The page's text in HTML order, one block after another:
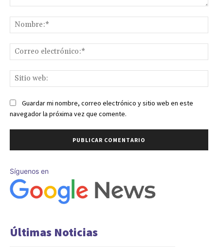
Guardar mi nombre, correo electrónico y sitio web en este
navegador la próxima vez que comente.
Síguenos en
Últimas Noticias